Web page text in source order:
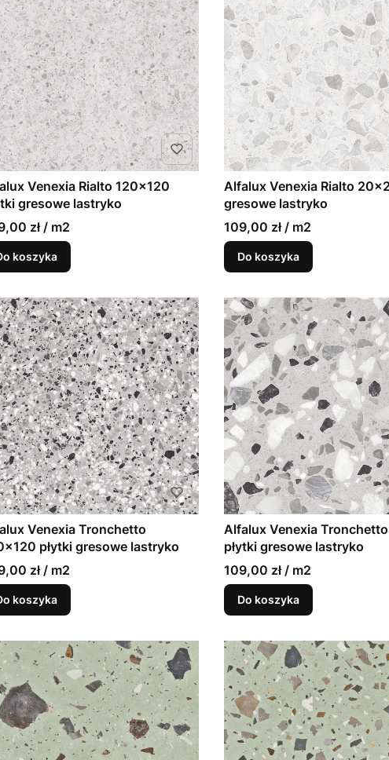
Venexia Rialto 120x120
gresowe lastryko
zł / m2
koszyka
Alfalux Venexia Rialto
gresowe lastryko
109,00 zł / m2
Do koszyka
Venexia Tronchetto
płytki gresowe lastryko
zł / m2
koszyka
Alfalux Venexia
płytki gresowe lastryko
109,00 zł / m2
Do koszyka